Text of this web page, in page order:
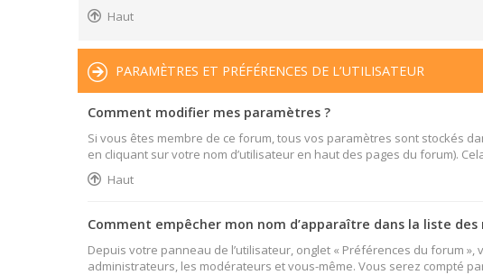
Haut
PARAMÈTRES ET PRÉFÉRENCES DE L’UTILISATEUR
Comment modifier mes paramètres ?
Si vous êtes membre de ce forum, tous vos paramètres sont stockés
en cliquant sur votre nom d’utilisateur en haut des pages du forum).
Haut
Comment empêcher mon nom d’apparaître dans la liste
Depuis votre panneau de l’utilisateur, onglet « Préférences du forum »,
administrateurs, les modérateurs et vous-même. Vous serez compté